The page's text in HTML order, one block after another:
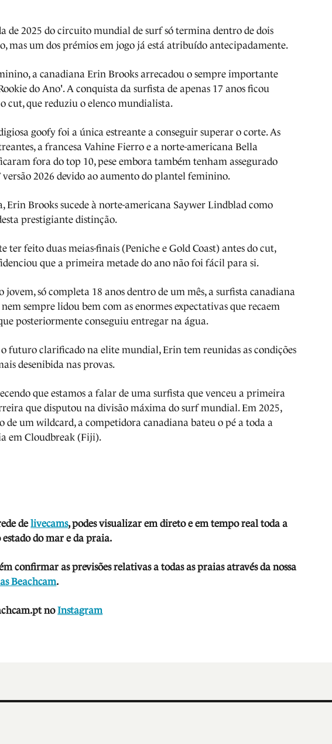
de 2025 do circuito mundial de surf só termina dentro de dois
mas um dos prémios em jogo já está atribuído antecipadamente.
a canadiana Erin Brooks arrecadou o sempre importante
do Ano'. A conquista da surfista de apenas 17 anos ficou
o cut, que reduziu o elenco mundialista.
goofy foi a única estreante a conseguir superar o corte. As
a francesa Vahine Fierro e a norte-americana Bella
fora do top 10, pese embora também tenham assegurado
versão 2026 devido ao aumento do plantel feminino.
Erin Brooks sucede à norte-americana Saywer Lindblad como
prestigiante distinção.
ter feito duas meias-finais (Peniche e Gold Coast) antes do cut,
que a primeira metade do ano não foi fácil para si.
só completa 18 anos dentro de um mês, a surfista canadiana
sempre lidou bem com as enormes expectativas que recaem
posteriormente conseguiu entregar na água.
futuro clarificado na elite mundial, Erin tem reunidas as condições
desenibida nas provas.
que estamos a falar de uma surfista que venceu a primeira
que disputou na divisão máxima do surf mundial. Em 2025,
de um wildcard, a competidora canadiana bateu o pé a toda a
em Cloudbreak (Fiji).
delivecams, podes visualizar em direto e em tempo real toda a
estado do mar e da praia.
confirmar as previsões relativas a todas as praias através da nossa
Beachcam.
no Instagram